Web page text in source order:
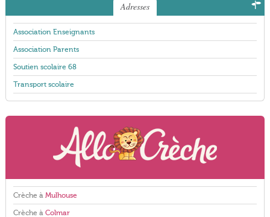
Adresses
Association Enseignants
Association Parents
Soutien scolaire 68
Transport scolaire
Crèche à Mulhouse
Crèche à Colmar